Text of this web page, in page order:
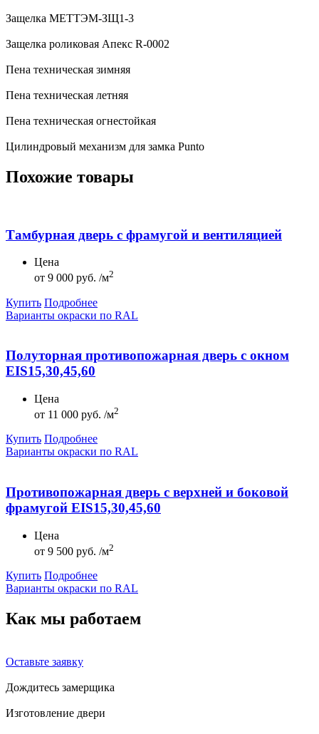
Защелка МЕТТЭМ-ЗЩ1-3
Защелка роликовая Апекс R-0002
Пена техническая зимняя
Пена техническая летняя
Пена техническая огнестойкая
Цилиндровый механизм для замка Punto
Похожие товары
Тамбурная дверь с фрамугой и вентиляцией
Цена
от 9 000 руб. /м2
Купить Подробнее
Варианты окраски по RAL
Полуторная противопожарная дверь с окном
EIS15,30,45,60
Цена
от 11 000 руб. /м2
Купить Подробнее
Варианты окраски по RAL
Противопожарная дверь с верхней и боковой
фрамугой EIS15,30,45,60
Цена
от 9 500 руб. /м2
Купить Подробнее
Варианты окраски по RAL
Как мы работаем
Оставьте заявку
Дождитесь замерщика
Изготовление двери